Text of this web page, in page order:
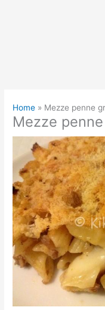
Home Mezze penne
Mezze